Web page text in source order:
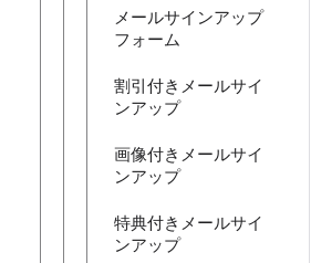
メールサインアップ
フォーム
割引付きメールサイ
ンアップ
画像付きメールサイ
ンアップ
特典付きメールサイ
ンアップ